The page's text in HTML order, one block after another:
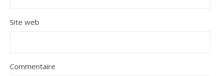
Site web
Commentaire